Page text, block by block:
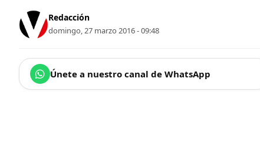
Redacción
domingo, 27 marzo 2016 - 09:48
Únete a nuestro canal de WhatsApp